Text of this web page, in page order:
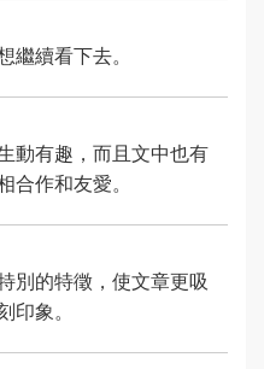
繼續看下去。
動有趣，而且文中也有
合作和友愛。
別的特徵，使文章更吸
象。